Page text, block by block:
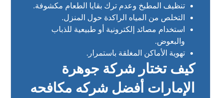
تنظيف المطبخ وعدم ترك بقايا الطعام مكشوفة.
التخلص من المياه الراكدة حول المنزل.
استخدام مصائد إلكترونية أو طبيعية للذباب
والبعوض.
تهوية الأماكن المغلقة باستمرار.
كيف تختار شركة جوهرة
الإمارات أفضل شركه مكافحه